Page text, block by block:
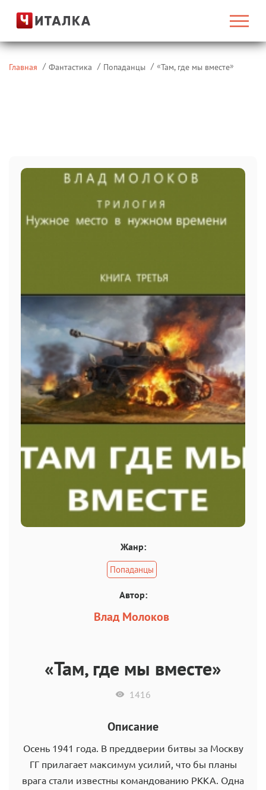
Главная Фантастика Попаданцы «Там, где мы вместе»
Жанр:
Попаданцы
Автор:
Влад Молоков
«Там, где мы вместе»
1416
Описание
Осень 1941 года. В преддверии битвы за Москву
ГГ прилагает максимум усилий, что бы планы
врага стали известны командованию РККА. Одна